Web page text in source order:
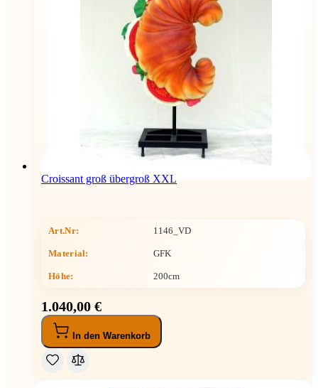
Croissant groß übergroß XXL
Art.Nr: 1146_VD
Material: GFK
Höhe: 200cm
1.040,00 €
In den Warenkorb